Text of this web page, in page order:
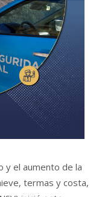
y el aumento de la
termas y costa,